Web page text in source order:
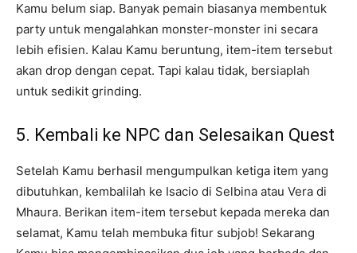
Kamu belum siap. Banyak pemain biasanya membentuk
party untuk mengalahkan monster-monster ini secara
lebih efisien. Kalau Kamu beruntung, item-item tersebut
akan drop dengan cepat. Tapi kalau tidak, bersiaplah
untuk sedikit grinding.
5. Kembali ke NPC dan Selesaikan Quest
Setelah Kamu berhasil mengumpulkan ketiga item yang
dibutuhkan, kembalilah ke Isacio di Selbina atau Vera di
Mhaura. Berikan item-item tersebut kepada mereka dan
selamat, Kamu telah membuka fitur subjob! Sekarang